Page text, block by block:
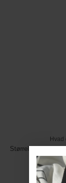
Størrelse:
Hvad
min